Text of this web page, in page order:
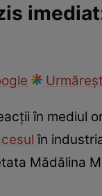
Eurovison
în mediul
în
Mădălina